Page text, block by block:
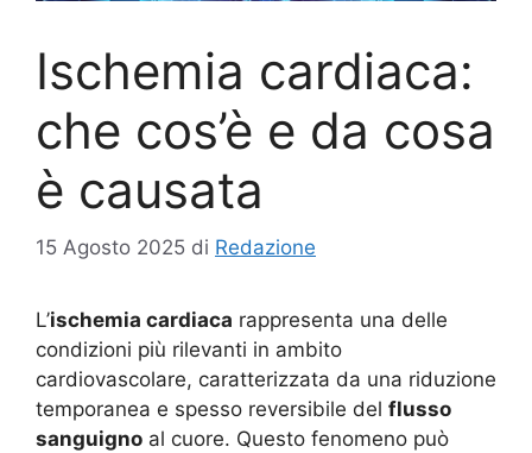
Ischemia cardiaca:
che cos’è e da cosa
è causata
15 Agosto 2025 di Redazione
L’ischemia cardiaca rappresenta una delle
condizioni più rilevanti in ambito
cardiovascolare, caratterizzata da una riduzione
temporanea e spesso reversibile del flusso
sanguigno al cuore. Questo fenomeno può